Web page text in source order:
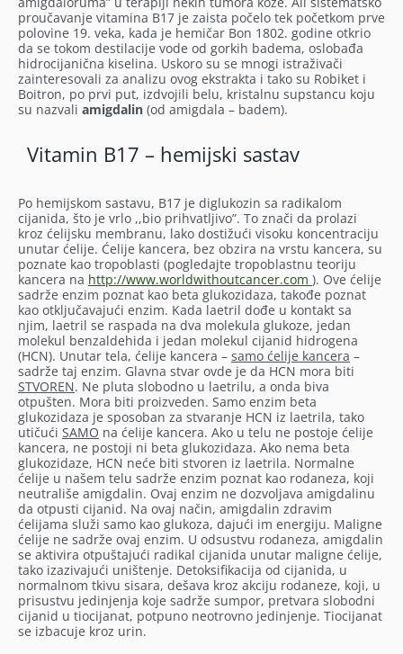
proučavanje vitamina B17 je zaista počelo tek početkom prve
polovine 19. veka, kada je hemičar Bon 1802. godine otkrio
da se tokom destilacije vode od gorkih badema, oslobađa
hidrocijanična kiselina. Uskoro su se mnogi istraživači
zainteresovali za analizu ovog ekstrakta i tako su Robiket i
Boitron, po prvi put, izdvojili belu, kristalnu supstancu koju
su nazvali amigdalin (od amigdala – badem).
Vitamin B17 – hemijski sastav
Po hemijskom sastavu, B17 je diglukozin sa radikalom
cijanida, što je vrlo ,,bio prihvatljivo”. To znači da prolazi
kroz ćelijsku membranu, lako dostižući visoku koncentraciju
unutar ćelije. Ćelije kancera, bez obzira na vrstu kancera, su
poznate kao tropoblasti (pogledajte tropoblastnu teoriju
kancera na http://www.worldwithoutcancer.com ). Ove ćelije
sadrže enzim poznat kao beta glukozidaza, takođe poznat
kao otključavajući enzim. Kada laetril dođe u kontakt sa
njim, laetril se raspada na dva molekula glukoze, jedan
molekul benzaldehida i jedan molekul cijanid hidrogena
(HCN). Unutar tela, ćelije kancera – samo ćelije kancera –
sadrže taj enzim. Glavna stvar ovde je da HCN mora biti
STVOREN. Ne pluta slobodno u laetrilu, a onda biva
otpušten. Mora biti proizveden. Samo enzim beta
glukozidaza je sposoban za stvaranje HCN iz laetrila, tako
utičući SAMO na ćelije kancera. Ako u telu ne postoje ćelije
kancera, ne postoji ni beta glukozidaza. Ako nema beta
glukozidaze, HCN neće biti stvoren iz laetrila. Normalne
ćelije u našem telu sadrže enzim poznat kao rodaneza, koji
neutrališe amigdalin. Ovaj enzim ne dozvoljava amigdalinu
da otpusti cijanid. Na ovaj način, amigdalin zdravim
ćelijama služi samo kao glukoza, dajući im energiju. Maligne
ćelije ne sadrže ovaj enzim. U odsustvu rodaneza, amigdalin
se aktivira otpuštajući radikal cijanida unutar maligne ćelije,
tako izazivajući uništenje. Detoksifikacija od cijanida, u
normalnom tkivu sisara, dešava kroz akciju rodaneze, koji, u
prisustvu jedinjenja koje sadrže sumpor, pretvara slobodni
cijanid u tiocijanat, potpuno neotrovno jedinjenje. Tiocijanat
se izbacuje kroz urin.